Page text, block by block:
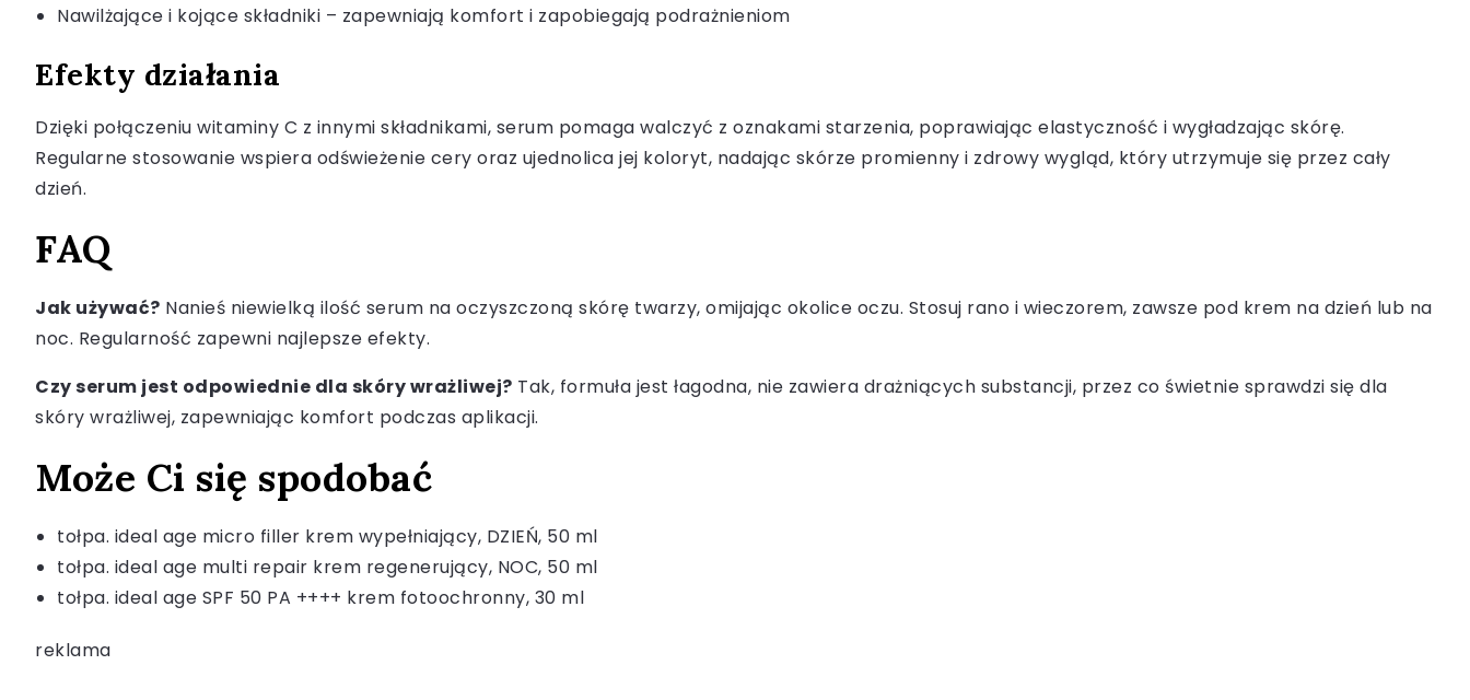
Nawilżające i kojące składniki – zapewniają komfort i zapobiegają podrażnieniom
Efekty działania
Dzięki połączeniu witaminy C z innymi składnikami, serum pomaga walczyć z oznakami starzenia, poprawiając elastyczność i wygładzając skórę.
Regularne stosowanie wspiera odświeżenie cery oraz ujednolica jej koloryt, nadając skórze promienny i zdrowy wygląd, który utrzymuje się przez cały
dzień.
FAQ
Jak używać? Nanieś niewielką ilość serum na oczyszczoną skórę twarzy, omijając okolice oczu. Stosuj rano i wieczorem, zawsze pod krem na dzień lub na
noc. Regularność zapewni najlepsze efekty.
Czy serum jest odpowiednie dla skóry wrażliwej? Tak, formuła jest łagodna, nie zawiera drażniących substancji, przez co świetnie sprawdzi się dla
skóry wrażliwej, zapewniając komfort podczas aplikacji.
Może Ci się spodobać
tołpa. ideal age micro filler krem wypełniający, DZIEŃ, 50 ml
tołpa. ideal age multi repair krem regenerujący, NOC, 50 ml
tołpa. ideal age SPF 50 PA ++++ krem fotoochronny, 30 ml
reklama